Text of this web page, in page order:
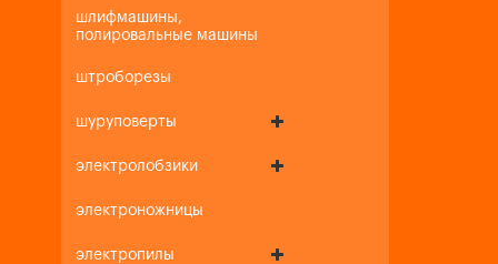
шлифмашины,
полировальные машины
штроборезы
шуруповерты
электролобзики
электроножницы
электропилы